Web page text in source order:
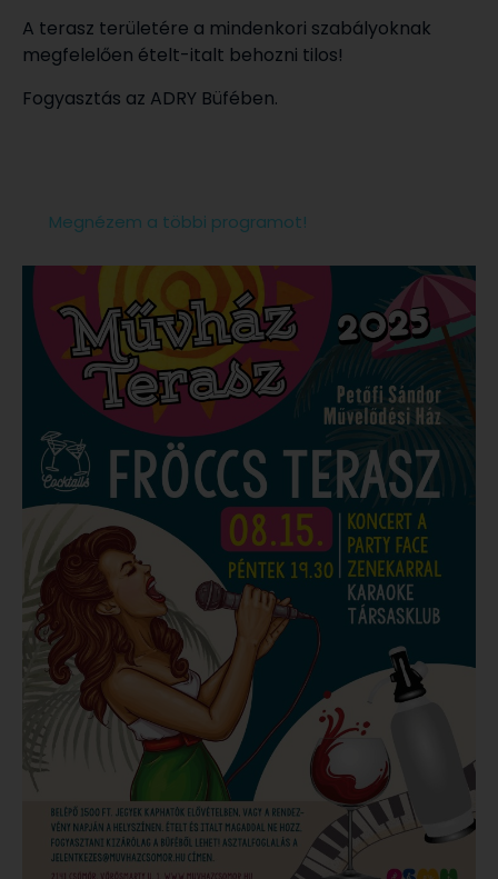
A terasz területére a mindenkori szabályoknak
megfelelően ételt-italt behozni tilos!
Fogyasztás az ADRY Büfében.
Megnézem a többi programot!